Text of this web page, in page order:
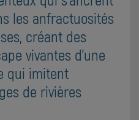
les anfractuosités
créant des
vivantes d'une
qui imitent
de rivières